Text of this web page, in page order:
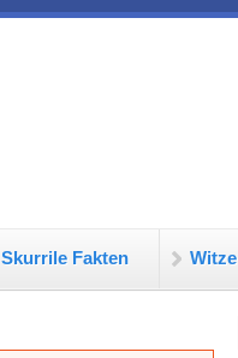
Skurrile Fakten Witze